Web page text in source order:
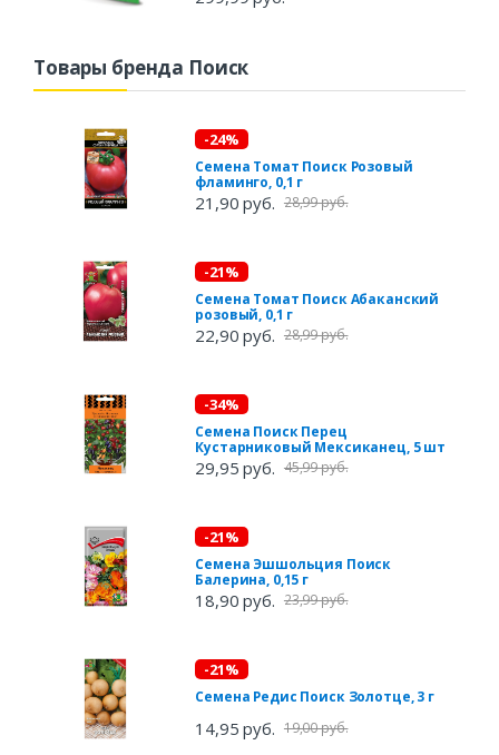
Товары бренда Поиск
-24%
Семена Томат Поиск Розовый
фламинго, 0,1 г
21,90 руб. 28,99 руб.
-21%
Семена Томат Поиск Абаканский
розовый, 0,1 г
22,90 руб. 28,99 руб.
-34%
Семена Поиск Перец
Кустарниковый Мексиканец, 5 шт
29,95 руб. 45,99 руб.
-21%
Семена Эшшольция Поиск
Балерина, 0,15 г
18,90 руб. 23,99 руб.
-21%
Семена Редис Поиск Золотце, 3 г
14,95 руб. 19,00 руб.